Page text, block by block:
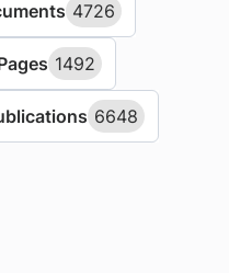
4726
4726
1492
1492
6648
6648